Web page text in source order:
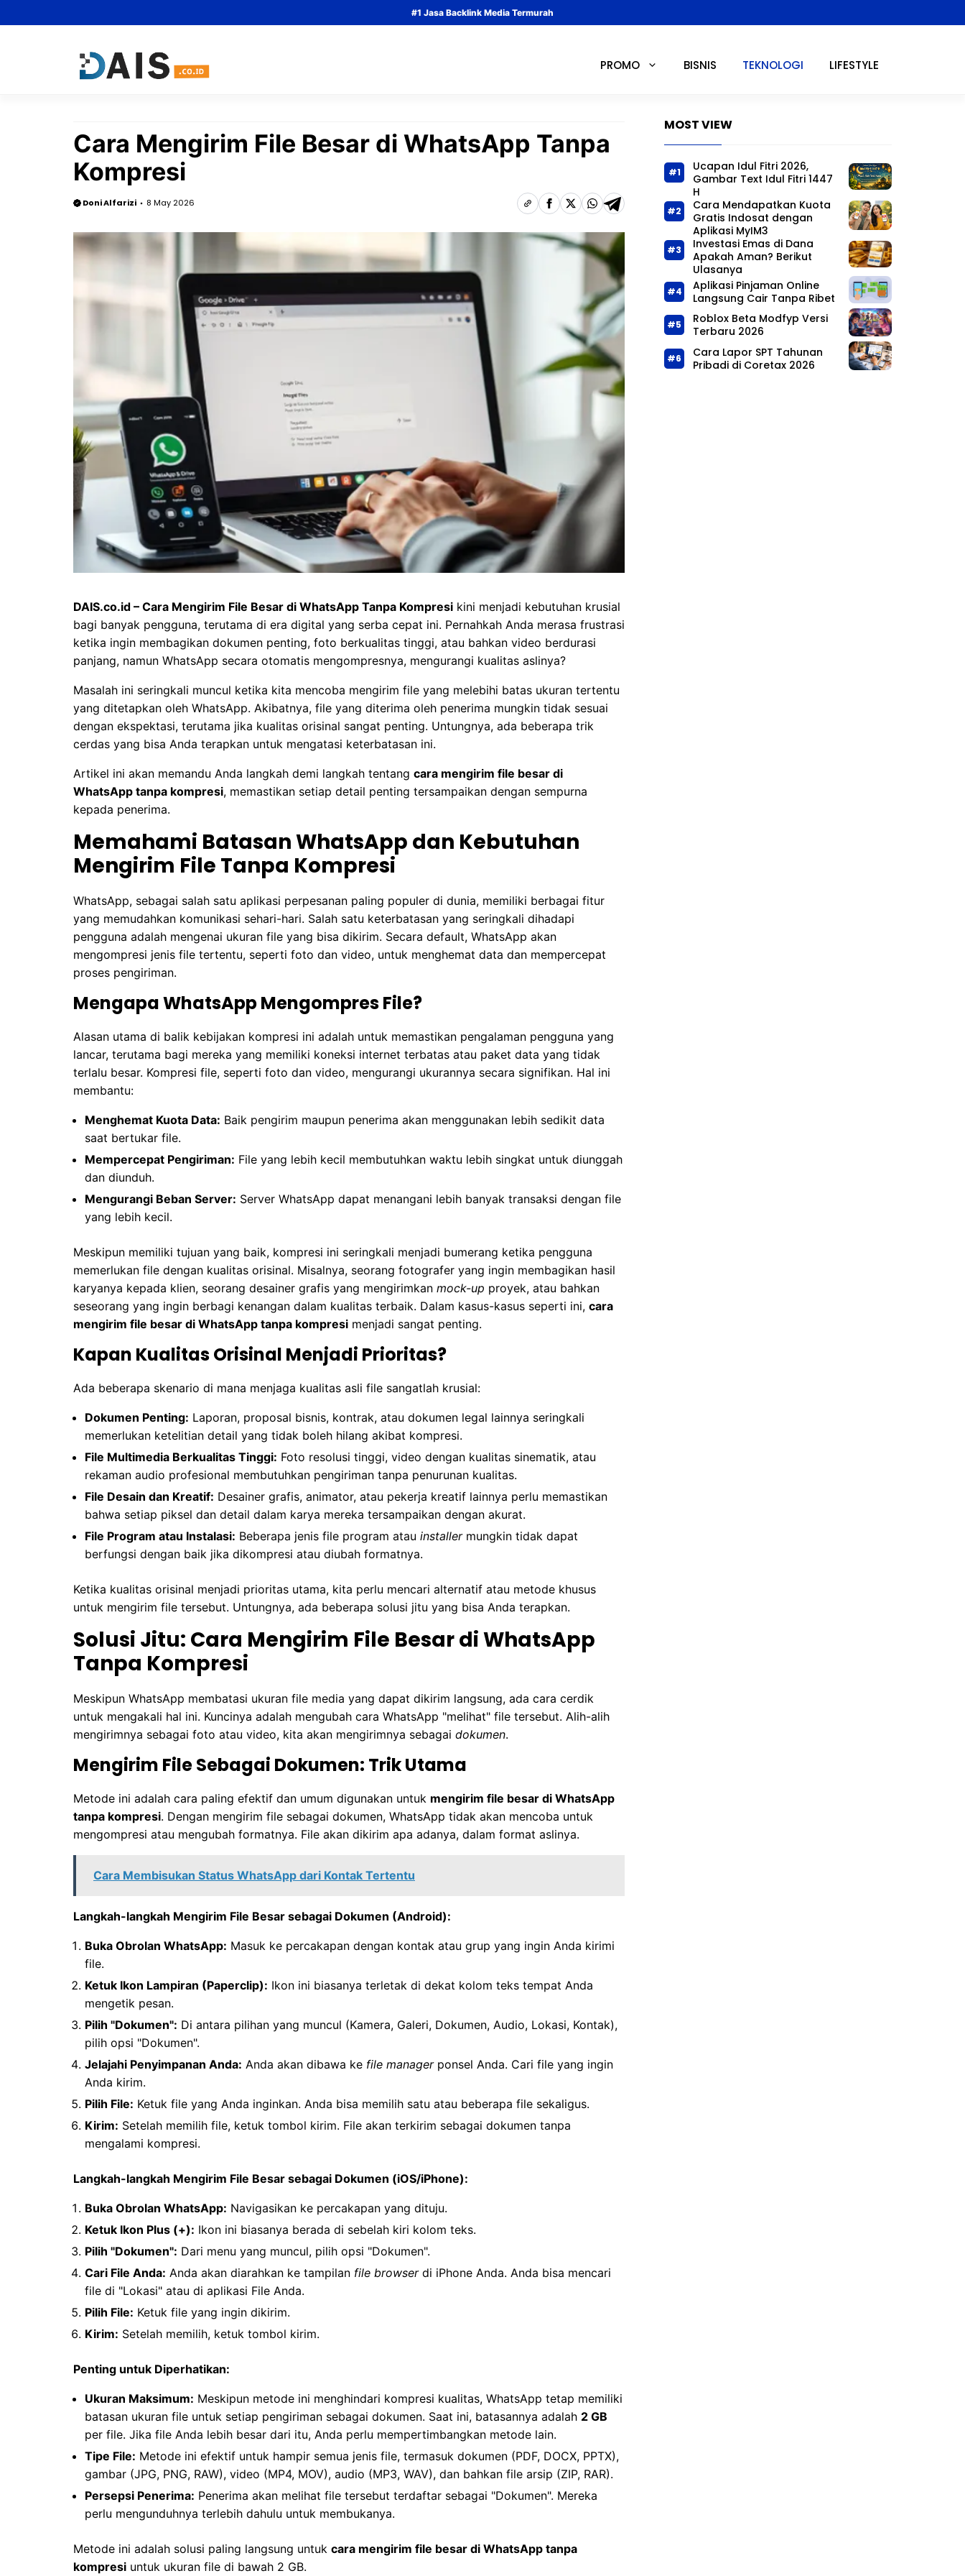
to
#1 Jasa Backlink Media Termurah
PROMO BISNIS TEKNOLOGI LIFESTYLE
Cara Mengirim File Besar di WhatsApp Tanpa
Kompresi
Doni Alfarizi 8 May 2026
DAIS.co.id – Cara Mengirim File Besar di WhatsApp Tanpa Kompresi kini menjadi kebutuhan krusial
bagi banyak pengguna, terutama di era digital yang serba cepat ini. Pernahkah Anda merasa frustrasi
ketika ingin membagikan dokumen penting, foto berkualitas tinggi, atau bahkan video berdurasi
panjang, namun WhatsApp secara otomatis mengompresnya, mengurangi kualitas aslinya?
Masalah ini seringkali muncul ketika kita mencoba mengirim file yang melebihi batas ukuran tertentu
yang ditetapkan oleh WhatsApp. Akibatnya, file yang diterima oleh penerima mungkin tidak sesuai
dengan ekspektasi, terutama jika kualitas orisinal sangat penting. Untungnya, ada beberapa trik
cerdas yang bisa Anda terapkan untuk mengatasi keterbatasan ini.
Artikel ini akan memandu Anda langkah demi langkah tentang cara mengirim file besar di
WhatsApp tanpa kompresi, memastikan setiap detail penting tersampaikan dengan sempurna
kepada penerima.
Memahami Batasan WhatsApp dan Kebutuhan
Mengirim File Tanpa Kompresi
WhatsApp, sebagai salah satu aplikasi perpesanan paling populer di dunia, memiliki berbagai fitur
yang memudahkan komunikasi sehari-hari. Salah satu keterbatasan yang seringkali dihadapi
pengguna adalah mengenai ukuran file yang bisa dikirim. Secara default, WhatsApp akan
mengompresi jenis file tertentu, seperti foto dan video, untuk menghemat data dan mempercepat
proses pengiriman.
Mengapa WhatsApp Mengompres File?
Alasan utama di balik kebijakan kompresi ini adalah untuk memastikan pengalaman pengguna yang
lancar, terutama bagi mereka yang memiliki koneksi internet terbatas atau paket data yang tidak
terlalu besar. Kompresi file, seperti foto dan video, mengurangi ukurannya secara signifikan. Hal ini
membantu:
Menghemat Kuota Data: Baik pengirim maupun penerima akan menggunakan lebih sedikit data
saat bertukar file.
Mempercepat Pengiriman: File yang lebih kecil membutuhkan waktu lebih singkat untuk diunggah
dan diunduh.
Mengurangi Beban Server: Server WhatsApp dapat menangani lebih banyak transaksi dengan file
yang lebih kecil.
Meskipun memiliki tujuan yang baik, kompresi ini seringkali menjadi bumerang ketika pengguna
memerlukan file dengan kualitas orisinal. Misalnya, seorang fotografer yang ingin membagikan hasil
karyanya kepada klien, seorang desainer grafis yang mengirimkan mock-up proyek, atau bahkan
seseorang yang ingin berbagi kenangan dalam kualitas terbaik. Dalam kasus-kasus seperti ini, cara
mengirim file besar di WhatsApp tanpa kompresi menjadi sangat penting.
Kapan Kualitas Orisinal Menjadi Prioritas?
Ada beberapa skenario di mana menjaga kualitas asli file sangatlah krusial:
Dokumen Penting: Laporan, proposal bisnis, kontrak, atau dokumen legal lainnya seringkali
memerlukan ketelitian detail yang tidak boleh hilang akibat kompresi.
File Multimedia Berkualitas Tinggi: Foto resolusi tinggi, video dengan kualitas sinematik, atau
rekaman audio profesional membutuhkan pengiriman tanpa penurunan kualitas.
File Desain dan Kreatif: Desainer grafis, animator, atau pekerja kreatif lainnya perlu memastikan
bahwa setiap piksel dan detail dalam karya mereka tersampaikan dengan akurat.
File Program atau Instalasi: Beberapa jenis file program atau installermungkin tidak dapat
berfungsi dengan baik jika dikompresi atau diubah formatnya.
Ketika kualitas orisinal menjadi prioritas utama, kita perlu mencari alternatif atau metode khusus
untuk mengirim file tersebut. Untungnya, ada beberapa solusi jitu yang bisa Anda terapkan.
Solusi Jitu: Cara Mengirim File Besar di WhatsApp
Tanpa Kompresi
Meskipun WhatsApp membatasi ukuran file media yang dapat dikirim langsung, ada cara cerdik
untuk mengakali hal ini. Kuncinya adalah mengubah cara WhatsApp "melihat" file tersebut. Alih-alih
mengirimnya sebagai foto atau video, kita akan mengirimnya sebagai dokumen.
Mengirim File Sebagai Dokumen: Trik Utama
Metode ini adalah cara paling efektif dan umum digunakan untuk mengirim file besar di WhatsApp
tanpa kompresi. Dengan mengirim file sebagai dokumen, WhatsApp tidak akan mencoba untuk
mengompresi atau mengubah formatnya. File akan dikirim apa adanya, dalam format aslinya.
Cara Membisukan Status WhatsApp dari Kontak Tertentu
Langkah-langkah Mengirim File Besar sebagai Dokumen (Android):
Buka Obrolan WhatsApp: Masuk ke percakapan dengan kontak atau grup yang ingin Anda kirimi
file.
Ketuk Ikon Lampiran (Paperclip): Ikon ini biasanya terletak di dekat kolom teks tempat Anda
mengetik pesan.
Pilih "Dokumen": Di antara pilihan yang muncul (Kamera, Galeri, Dokumen, Audio, Lokasi, Kontak),
pilih opsi "Dokumen".
Jelajahi Penyimpanan Anda: Anda akan dibawa ke file managerponsel Anda. Cari file yang ingin
Anda kirim.
Pilih File: Ketuk file yang Anda inginkan. Anda bisa memilih satu atau beberapa file sekaligus.
Kirim: Setelah memilih file, ketuk tombol kirim. File akan terkirim sebagai dokumen tanpa
mengalami kompresi.
Langkah-langkah Mengirim File Besar sebagai Dokumen (iOS/iPhone):
Buka Obrolan WhatsApp: Navigasikan ke percakapan yang dituju.
Ketuk Ikon Plus (+): Ikon ini biasanya berada di sebelah kiri kolom teks.
Pilih "Dokumen": Dari menu yang muncul, pilih opsi "Dokumen".
Cari File Anda: Anda akan diarahkan ke tampilan file browserdi iPhone Anda. Anda bisa mencari
file di "Lokasi" atau di aplikasi File Anda.
Pilih File: Ketuk file yang ingin dikirim.
Kirim: Setelah memilih, ketuk tombol kirim.
Penting untuk Diperhatikan:
Ukuran Maksimum: Meskipun metode ini menghindari kompresi kualitas, WhatsApp tetap memiliki
batasan ukuran file untuk setiap pengiriman sebagai dokumen. Saat ini, batasannya adalah 2 GB
per file. Jika file Anda lebih besar dari itu, Anda perlu mempertimbangkan metode lain.
Tipe File: Metode ini efektif untuk hampir semua jenis file, termasuk dokumen (PDF, DOCX, PPTX),
gambar (JPG, PNG, RAW), video (MP4, MOV), audio (MP3, WAV), dan bahkan file arsip (ZIP, RAR).
Persepsi Penerima: Penerima akan melihat file tersebut terdaftar sebagai "Dokumen". Mereka
perlu mengunduhnya terlebih dahulu untuk membukanya.
Metode ini adalah solusi paling langsung untuk cara mengirim file besar di WhatsApp tanpa
kompresi untuk ukuran file di bawah 2 GB.
MOST VIEW
Ucapan Idul Fitri 2026,
Gambar Text Idul Fitri 1447
H
Cara Mendapatkan Kuota
Gratis Indosat dengan
Aplikasi MyIM3
Investasi Emas di Dana
Apakah Aman? Berikut
Ulasanya
Aplikasi Pinjaman Online
Langsung Cair Tanpa Ribet
Roblox Beta Modfyp Versi
Terbaru 2026
Cara Lapor SPT Tahunan
Pribadi di Coretax 2026